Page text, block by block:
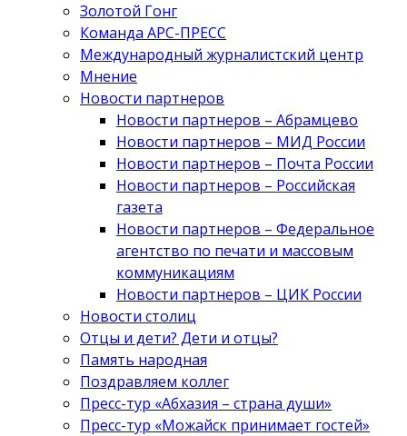
Золотой Гонг
Команда АРС-ПРЕСС
Международный журналистский центр
Мнение
Новости партнеров
Новости партнеров – Абрамцево
Новости партнеров – МИД России
Новости партнеров – Почта России
Новости партнеров – Российская
газета
Новости партнеров – Федеральное
агентство по печати и массовым
коммуникациям
Новости партнеров – ЦИК России
Новости столиц
Отцы и дети? Дети и отцы?
Память народная
Поздравляем коллег
Пресс-тур «Абхазия – страна души»
Пресс-тур «Можайск принимает гостей»